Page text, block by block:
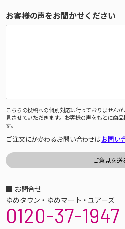
お客様の声をお聞かせください
こちらの投稿への個別対応は行っておりません
見させていただきます。お客様の声をもとに商
す。
ご注文にかかわるお問い合わせはお問い
■ お問合せ
ゆめタウン・ゆめマート・ユアーズ
0120-37-1947